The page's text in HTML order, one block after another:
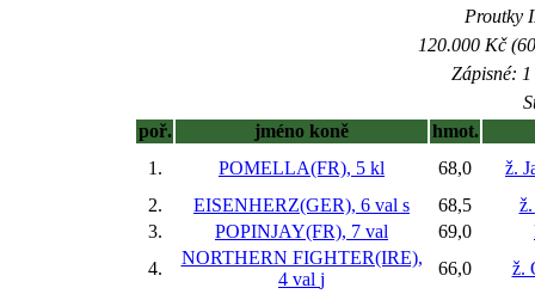
Proutky
120.000 Kč
Zápisné:
poř.
jméno koně
hmot.
1.
POMELLA(FR), 5 kl 68,0
ž.
2.
EISENHERZ(GER), 6 val s 68,5
3.
POPINJAY(FR), 7 val 69,0
4.
NORTHERN FIGHTER(IRE),
4 val j
66,0
ž.